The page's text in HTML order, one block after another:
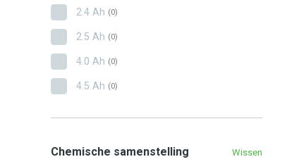
2.4 Ah (0)
2.5 Ah (0)
4.0 Ah (0)
4.5 Ah (0)
Chemische samenstelling Wissen